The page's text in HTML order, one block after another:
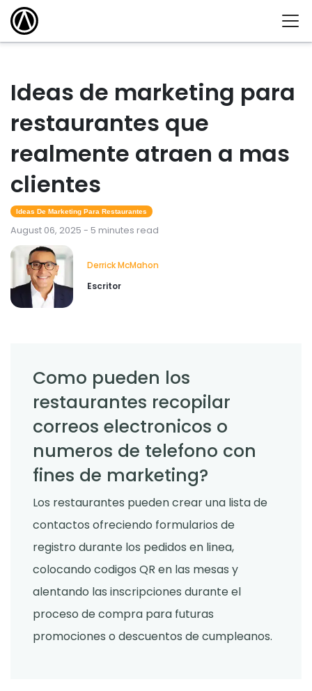
Ideas de marketing para
restaurantes que
realmente atraen a mas
clientes
Ideas De Marketing Para Restaurantes
August 06, 2025 - 5 minutes read
Derrick McMahon
Escritor
Como pueden los
restaurantes recopilar
correos electronicos o
numeros de telefono con
fines de marketing?
Los restaurantes pueden crear una lista de
contactos ofreciendo formularios de
registro durante los pedidos en linea,
colocando codigos QR en las mesas y
alentando las inscripciones durante el
proceso de compra para futuras
promociones o descuentos de cumpleanos.